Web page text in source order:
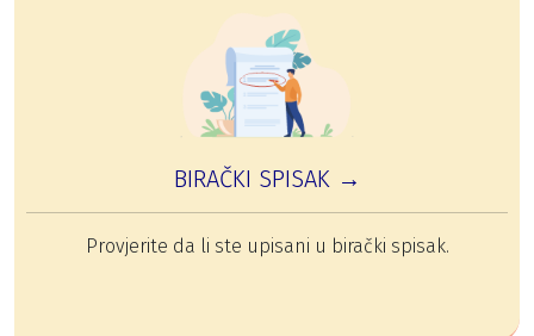
BIRAČKI SPISAK →
Provjerite da li ste upisani u birački spisak.